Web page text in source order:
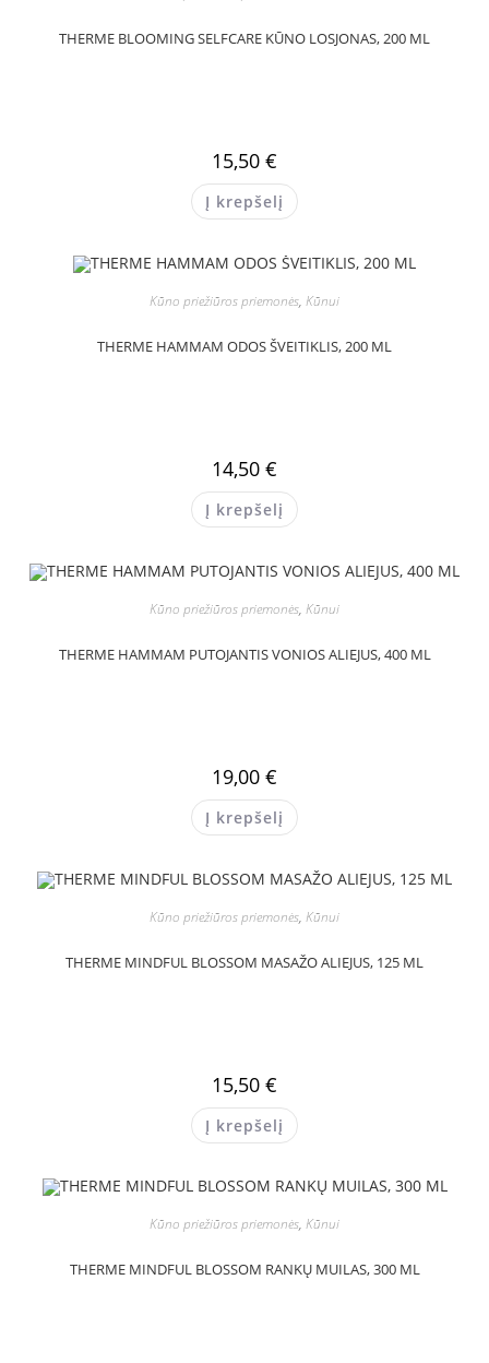
THERME BLOOMING SELFCARE KŪNO LOSJONAS, 200 ML
15,50 €
Į krepšelį
Kūno priežiūros priemonės, Kūnui
THERME HAMMAM ODOS ŠVEITIKLIS, 200 ML
14,50 €
Į krepšelį
Kūno priežiūros priemonės, Kūnui
THERME HAMMAM PUTOJANTIS VONIOS ALIEJUS, 400 ML
19,00 €
Į krepšelį
Kūno priežiūros priemonės, Kūnui
THERME MINDFUL BLOSSOM MASAŽO ALIEJUS, 125 ML
15,50 €
Į krepšelį
Kūno priežiūros priemonės, Kūnui
THERME MINDFUL BLOSSOM RANKŲ MUILAS, 300 ML